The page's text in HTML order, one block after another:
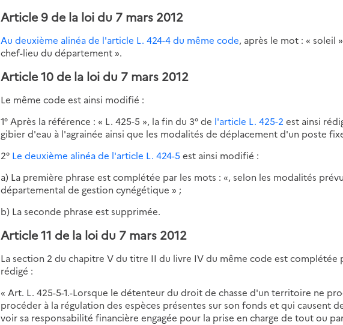
Article 9 de la loi du 7 mars 2012
Au deuxième alinéa de l'article L. 424-4 du même code, après le mot : « soleil
chef-lieu du département ».
Article 10 de la loi du 7 mars 2012
Le même code est ainsi modifié :
1° Après la référence : « L. 425-5 », la fin du 3° de l'article L. 425-2 est ainsi
gibier d'eau à l'agrainée ainsi que les modalités de déplacement d'un poste
2° Le deuxième alinéa de l'article L. 424-5 est ainsi modifié :
a) La première phrase est complétée par les mots : «, selon les modalités
départemental de gestion cynégétique » ;
b) La seconde phrase est supprimée.
Article 11 de la loi du 7 mars 2012
La section 2 du chapitre V du titre II du livre IV du même code est complétée
rédigé :
« Art. L. 425-5-1.-Lorsque le détenteur du droit de chasse d'un territoire ne
procéder à la régulation des espèces présentes sur son fonds et qui causent
voir sa responsabilité financière engagée pour la prise en charge de tout ou